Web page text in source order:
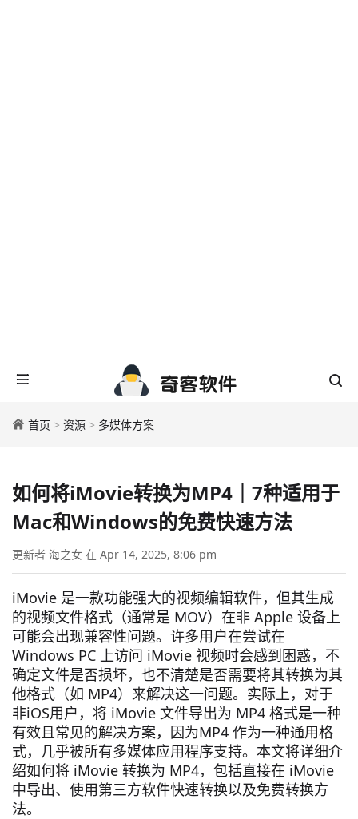
首页 > 资源 > 多媒体方案
如何将iMovie转换为MP4｜7种适用于
Mac和Windows的免费快速方法
更新者 海之女 在 Apr 14, 2025, 8:06 pm
iMovie 是一款功能强大的视频编辑软件，但其生成
的视频文件格式（通常是 MOV）在非 Apple 设备上
可能会出现兼容性问题。许多用户在尝试在
Windows PC 上访问 iMovie 视频时会感到困惑，不
确定文件是否损坏，也不清楚是否需要将其转换为其
他格式（如 MP4）来解决这一问题。实际上，对于
非iOS用户，将 iMovie 文件导出为 MP4 格式是一种
有效且常见的解决方案，因为MP4 作为一种通用格
式，几乎被所有多媒体应用程序支持。本文将详细介
绍如何将 iMovie 转换为 MP4，包括直接在 iMovie
中导出、使用第三方软件快速转换以及免费转换方
法。